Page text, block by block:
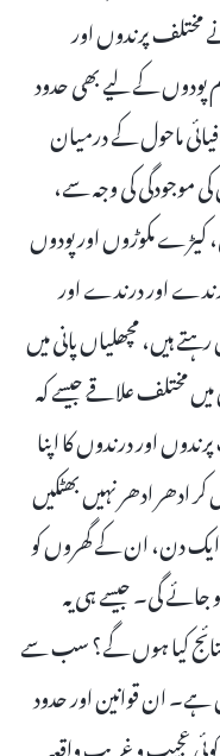
مختلف پرندوں اور
پودوں کے لیے بھی حدود
ماحول کے درمیان
موجودگی کی وجہ سے،
مکوڑوں اور پودوں
اور درندے اور
ہیں، مچھلیاں پانی میں
مختلف علاقے جیسے کہ
اور درندوں کا اپنا
ادھر ادھر نہیں بھٹکیں
دن، ان کے گھروں کو
جائے گی۔ جیسے ہی یہ
نتائج کیا ہوں گے؟ سب سے
ہے۔ ان قوانین اور حدود
عجیب و غریب واقعہ